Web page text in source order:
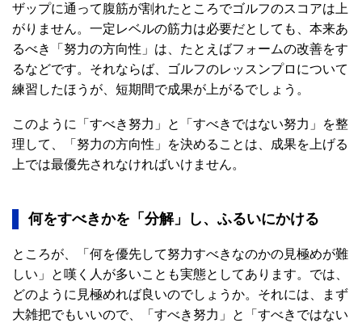
ザップに通って腹筋が割れたところでゴルフのスコアは上
がりません。一定レベルの筋力は必要だとしても、本来あ
るべき「努力の方向性」は、たとえばフォームの改善をす
るなどです。それならば、ゴルフのレッスンプロについて
練習したほうが、短期間で成果が上がるでしょう。
このように「すべき努力」と「すべきではない努力」を整
理して、「努力の方向性」を決めることは、成果を上げる
上では最優先されなければいけません。
何をすべきかを「分解」し、ふるいにかける
ところが、「何を優先して努力すべきなのかの見極めが難
しい」と嘆く人が多いことも実態としてあります。では、
どのように見極めれば良いのでしょうか。それには、まず
大雑把でもいいので、「すべき努力」と「すべきではない